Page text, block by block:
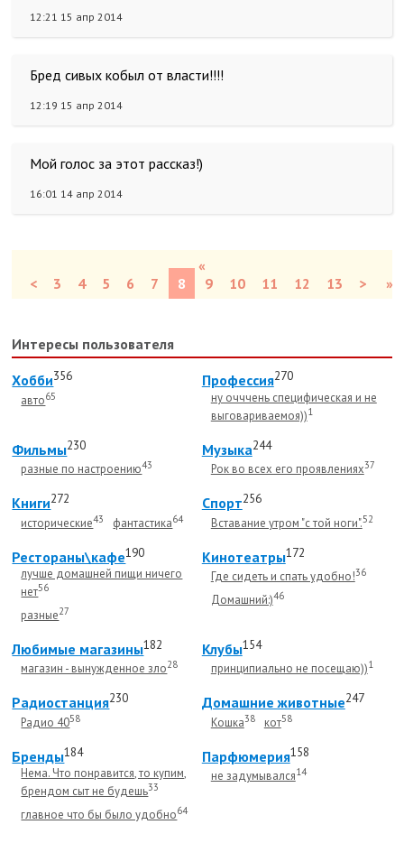
12:21 15 апр 2014
Бред сивых кобыл от власти!!!!
12:19 15 апр 2014
Мой голос за этот рассказ!)
16:01 14 апр 2014
«
<
3 4 5 6 7 8 9 10 11 12 13 > »
Интересы пользователя
Хобби356
авто65
Профессия270
ну очччень специфическая и не
выговариваемоя))1
Фильмы230
разные по настроению43
Музыка244
Рок во всех его проявлениях37
Книги272
исторические43 фантастика64
Спорт256
Вставание утром "с той ноги".52
Рестораны\кафе190
лучше домашней пищи ничего
нет56
разные27
Кинотеатры172
Где сидеть и спать удобно!36
Домашний:)46
Любимые магазины182
магазин - вынужденное зло28
Клубы154
принципиально не посещаю))1
Радиостанция230
Радио 4058
Домашние животные247
Кошка38 кот58
Бренды184
Нема. Что понравится, то купим,
брендом сыт не будешь33
главное что бы было удобно64
Парфюмерия158
не задумывался14